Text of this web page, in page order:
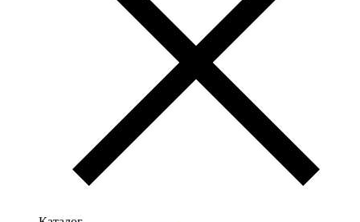
Wago (Німеччина)
АС Привод (Україна)
АСКО-УКРЕМ (Україна)
Запорізький завод кольорових металів (ЗЗКМ)
Каблекс Одеса
Мегомметр (Україна)